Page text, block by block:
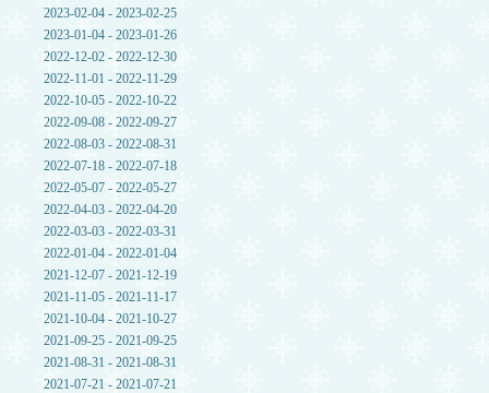
2023-02-04 - 2023-02-25
2023-01-04 - 2023-01-26
2022-12-02 - 2022-12-30
2022-11-01 - 2022-11-29
2022-10-05 - 2022-10-22
2022-09-08 - 2022-09-27
2022-08-03 - 2022-08-31
2022-07-18 - 2022-07-18
2022-05-07 - 2022-05-27
2022-04-03 - 2022-04-20
2022-03-03 - 2022-03-31
2022-01-04 - 2022-01-04
2021-12-07 - 2021-12-19
2021-11-05 - 2021-11-17
2021-10-04 - 2021-10-27
2021-09-25 - 2021-09-25
2021-08-31 - 2021-08-31
2021-07-21 - 2021-07-21